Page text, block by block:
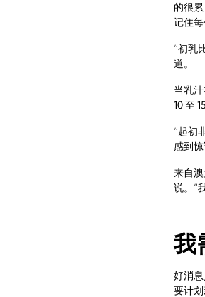
的很
记住
“初乳
道。
当乳
10 至
“起初
感到惊
来自
说。“
我
好消
要计